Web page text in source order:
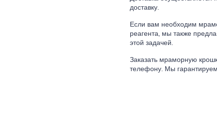
доставку.
Если вам необходим
реагента, мы также
этой задачей.
Заказать мраморную
телефону. Мы гарантируем